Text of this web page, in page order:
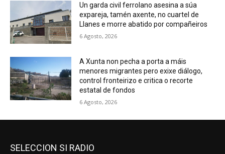
Un garda civil ferrolano asesina a súa
expareja, tamén axente, no cuartel de
Llanes e morre abatido por compañeiros
6 Agosto, 2026
A Xunta non pecha a porta a máis
menores migrantes pero exixe diálogo,
control fronteirizo e critica o recorte
estatal de fondos
6 Agosto, 2026
SELECCION SI RADIO